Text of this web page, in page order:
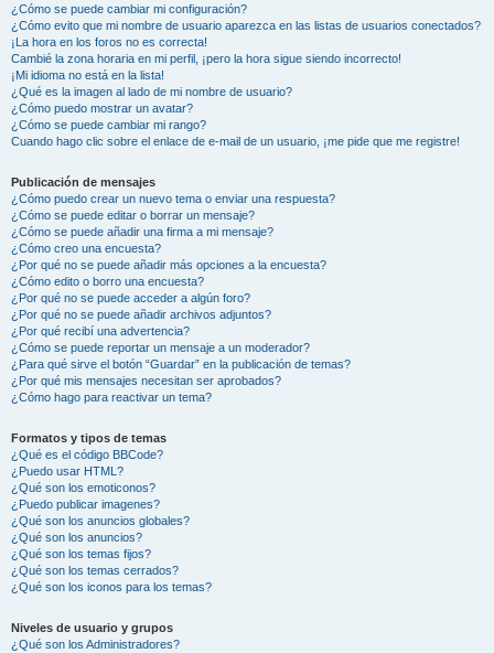
¿Cómo se puede cambiar mi configuración?
¿Cómo evito que mi nombre de usuario aparezca en las listas de usuarios conectados?
¡La hora en los foros no es correcta!
Cambié la zona horaria en mi perfil, ¡pero la hora sigue siendo incorrecto!
¡Mi idioma no está en la lista!
¿Qué es la imagen al lado de mi nombre de usuario?
¿Cómo puedo mostrar un avatar?
¿Cómo se puede cambiar mi rango?
Cuando hago clic sobre el enlace de e-mail de un usuario, ¡me pide que me registre!
Publicación de mensajes
¿Cómo puedo crear un nuevo tema o enviar una respuesta?
¿Cómo se puede editar o borrar un mensaje?
¿Cómo se puede añadir una firma a mi mensaje?
¿Cómo creo una encuesta?
¿Por qué no se puede añadir más opciones a la encuesta?
¿Cómo edito o borro una encuesta?
¿Por qué no se puede acceder a algún foro?
¿Por qué no se puede añadir archivos adjuntos?
¿Por qué recibí una advertencia?
¿Cómo se puede reportar un mensaje a un moderador?
¿Para qué sirve el botón “Guardar” en la publicación de temas?
¿Por qué mis mensajes necesitan ser aprobados?
¿Cómo hago para reactivar un tema?
Formatos y tipos de temas
¿Qué es el código BBCode?
¿Puedo usar HTML?
¿Qué son los emoticonos?
¿Puedo publicar imagenes?
¿Qué son los anuncios globales?
¿Qué son los anuncios?
¿Qué son los temas fijos?
¿Qué son los temas cerrados?
¿Qué son los iconos para los temas?
Niveles de usuario y grupos
¿Qué son los Administradores?